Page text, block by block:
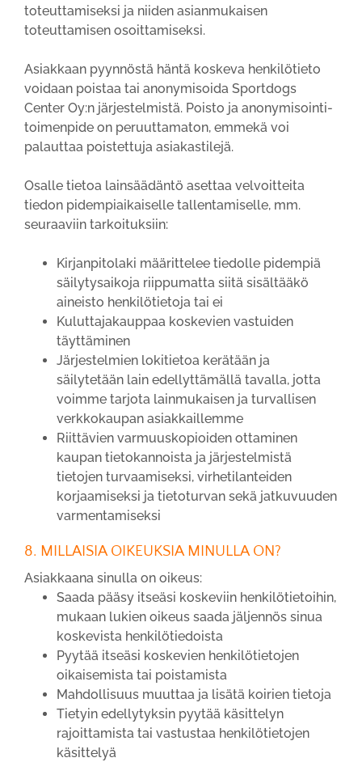
toteuttamiseksi ja niiden asianmukaisen
toteuttamisen osoittamiseksi.
Asiakkaan pyynnöstä häntä koskeva henkilötieto
voidaan poistaa tai anonymisoida Sportdogs
Center Oy:n järjestelmistä. Poisto ja anonymisointi-
toimenpide on peruuttamaton, emmekä voi
palauttaa poistettuja asiakastilejä.
Osalle tietoa lainsäädäntö asettaa velvoitteita
tiedon pidempiaikaiselle tallentamiselle, mm.
seuraaviin tarkoituksiin:
Kirjanpitolaki määrittelee tiedolle pidempiä
säilytysaikoja riippumatta siitä sisältääkö
aineisto henkilötietoja tai ei
Kuluttajakauppaa koskevien vastuiden
täyttäminen
Järjestelmien lokitietoa kerätään ja
säilytetään lain edellyttämällä tavalla, jotta
voimme tarjota lainmukaisen ja turvallisen
verkkokaupan asiakkaillemme
Riittävien varmuuskopioiden ottaminen
kaupan tietokannoista ja järjestelmistä
tietojen turvaamiseksi, virhetilanteiden
korjaamiseksi ja tietoturvan sekä jatkuvuuden
varmentamiseksi
8. MILLAISIA OIKEUKSIA MINULLA ON?
Asiakkaana sinulla on oikeus:
Saada pääsy itseäsi koskeviin henkilötietoihin,
mukaan lukien oikeus saada jäljennös sinua
koskevista henkilötiedoista
Pyytää itseäsi koskevien henkilötietojen
oikaisemista tai poistamista
Mahdollisuus muuttaa ja lisätä koirien tietoja
Tietyin edellytyksin pyytää käsittelyn
rajoittamista tai vastustaa henkilötietojen
käsittelyä